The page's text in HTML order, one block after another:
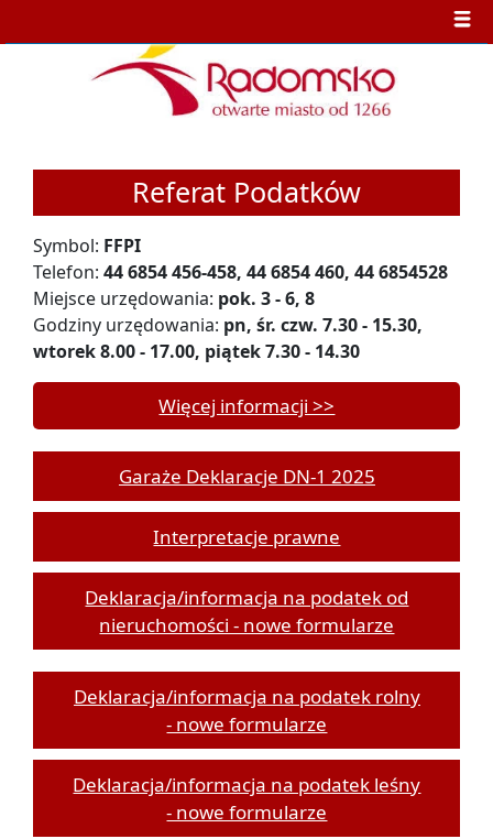
Referat Podatków
Symbol: FFPI
Telefon: 44 6854 456-458, 44 6854 460, 44 6854528
Miejsce urzędowania: pok. 3 - 6, 8
Godziny urzędowania: pn, śr. czw. 7.30 - 15.30,
wtorek 8.00 - 17.00, piątek 7.30 - 14.30
Więcej informacji >>
Garaże Deklaracje DN-1 2025
Interpretacje prawne
Deklaracja/informacja na podatek od
nieruchomości - nowe formularze
Deklaracja/informacja na podatek rolny
- nowe formularze
Deklaracja/informacja na podatek leśny
- nowe formularze